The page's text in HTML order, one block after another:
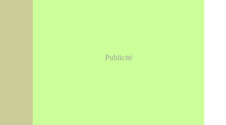
Publicité